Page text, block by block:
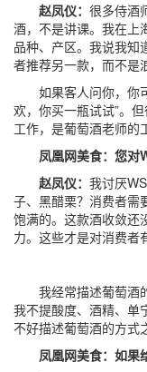
赵凤仪： 很多侍酒
酒，不是讲课。我在上
品种、产区。我说我知
者推荐另一款，而不是
如果客人问你，你可
欢，你买一瓶试试”。
工作，是葡萄酒老师的
凤凰网美食：您对
赵凤仪： 我讨厌
子、黑醋栗？消费者需
饱满的。这款酒收敛还
力。这些才是对消费者
我经常描述葡萄酒的
我不提酸度、酒精、单
不好描述葡萄酒的方式
凤凰网美食：如果给